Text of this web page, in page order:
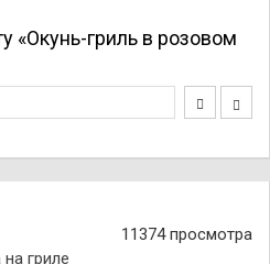
«Окунь-гриль в розовом
11374 просмотра